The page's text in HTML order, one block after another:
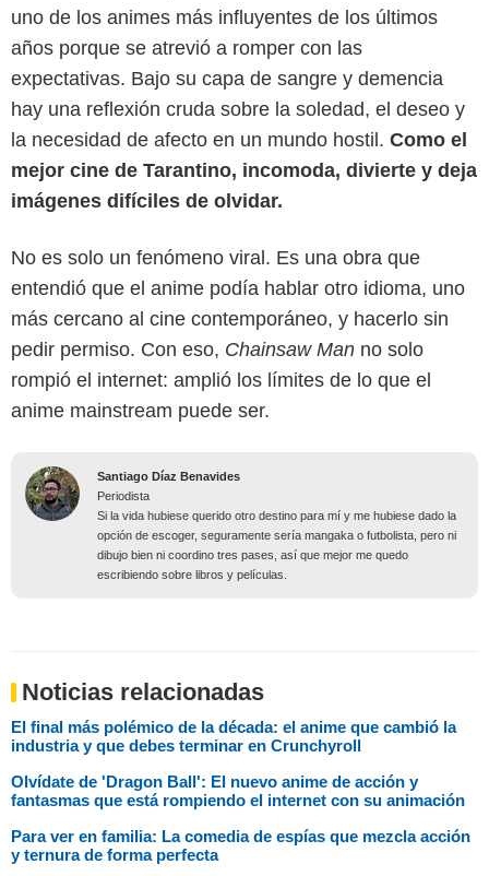
uno de los animes más influyentes de los últimos
años porque se atrevió a romper con las
expectativas. Bajo su capa de sangre y demencia
hay una reflexión cruda sobre la soledad, el deseo y
la necesidad de afecto en un mundo hostil. Como el
mejor cine de Tarantino, incomoda, divierte y deja
imágenes difíciles de olvidar.
No es solo un fenómeno viral. Es una obra que
entendió que el anime podía hablar otro idioma, uno
más cercano al cine contemporáneo, y hacerlo sin
pedir permiso. Con eso, Chainsaw Man no solo
rompió el internet: amplió los límites de lo que el
anime mainstream puede ser.
Santiago Díaz Benavides
Periodista
Si la vida hubiese querido otro destino para mí y me hubiese dado la
opción de escoger, seguramente sería mangaka o futbolista, pero ni
dibujo bien ni coordino tres pases, así que mejor me quedo
escribiendo sobre libros y películas.
Noticias relacionadas
El final más polémico de la década: el anime que cambió la
industria y que debes terminar en Crunchyroll
Olvídate de 'Dragon Ball': El nuevo anime de acción y
fantasmas que está rompiendo el internet con su animación
Para ver en familia: La comedia de espías que mezcla acción
y ternura de forma perfecta